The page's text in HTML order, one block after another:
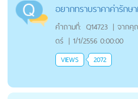
อยากทราบราคาค่ารักษ
คำถามที่: Q14723 | จาก
ดร์ | 1/1/2556 0:00:00
VIEWS 2072